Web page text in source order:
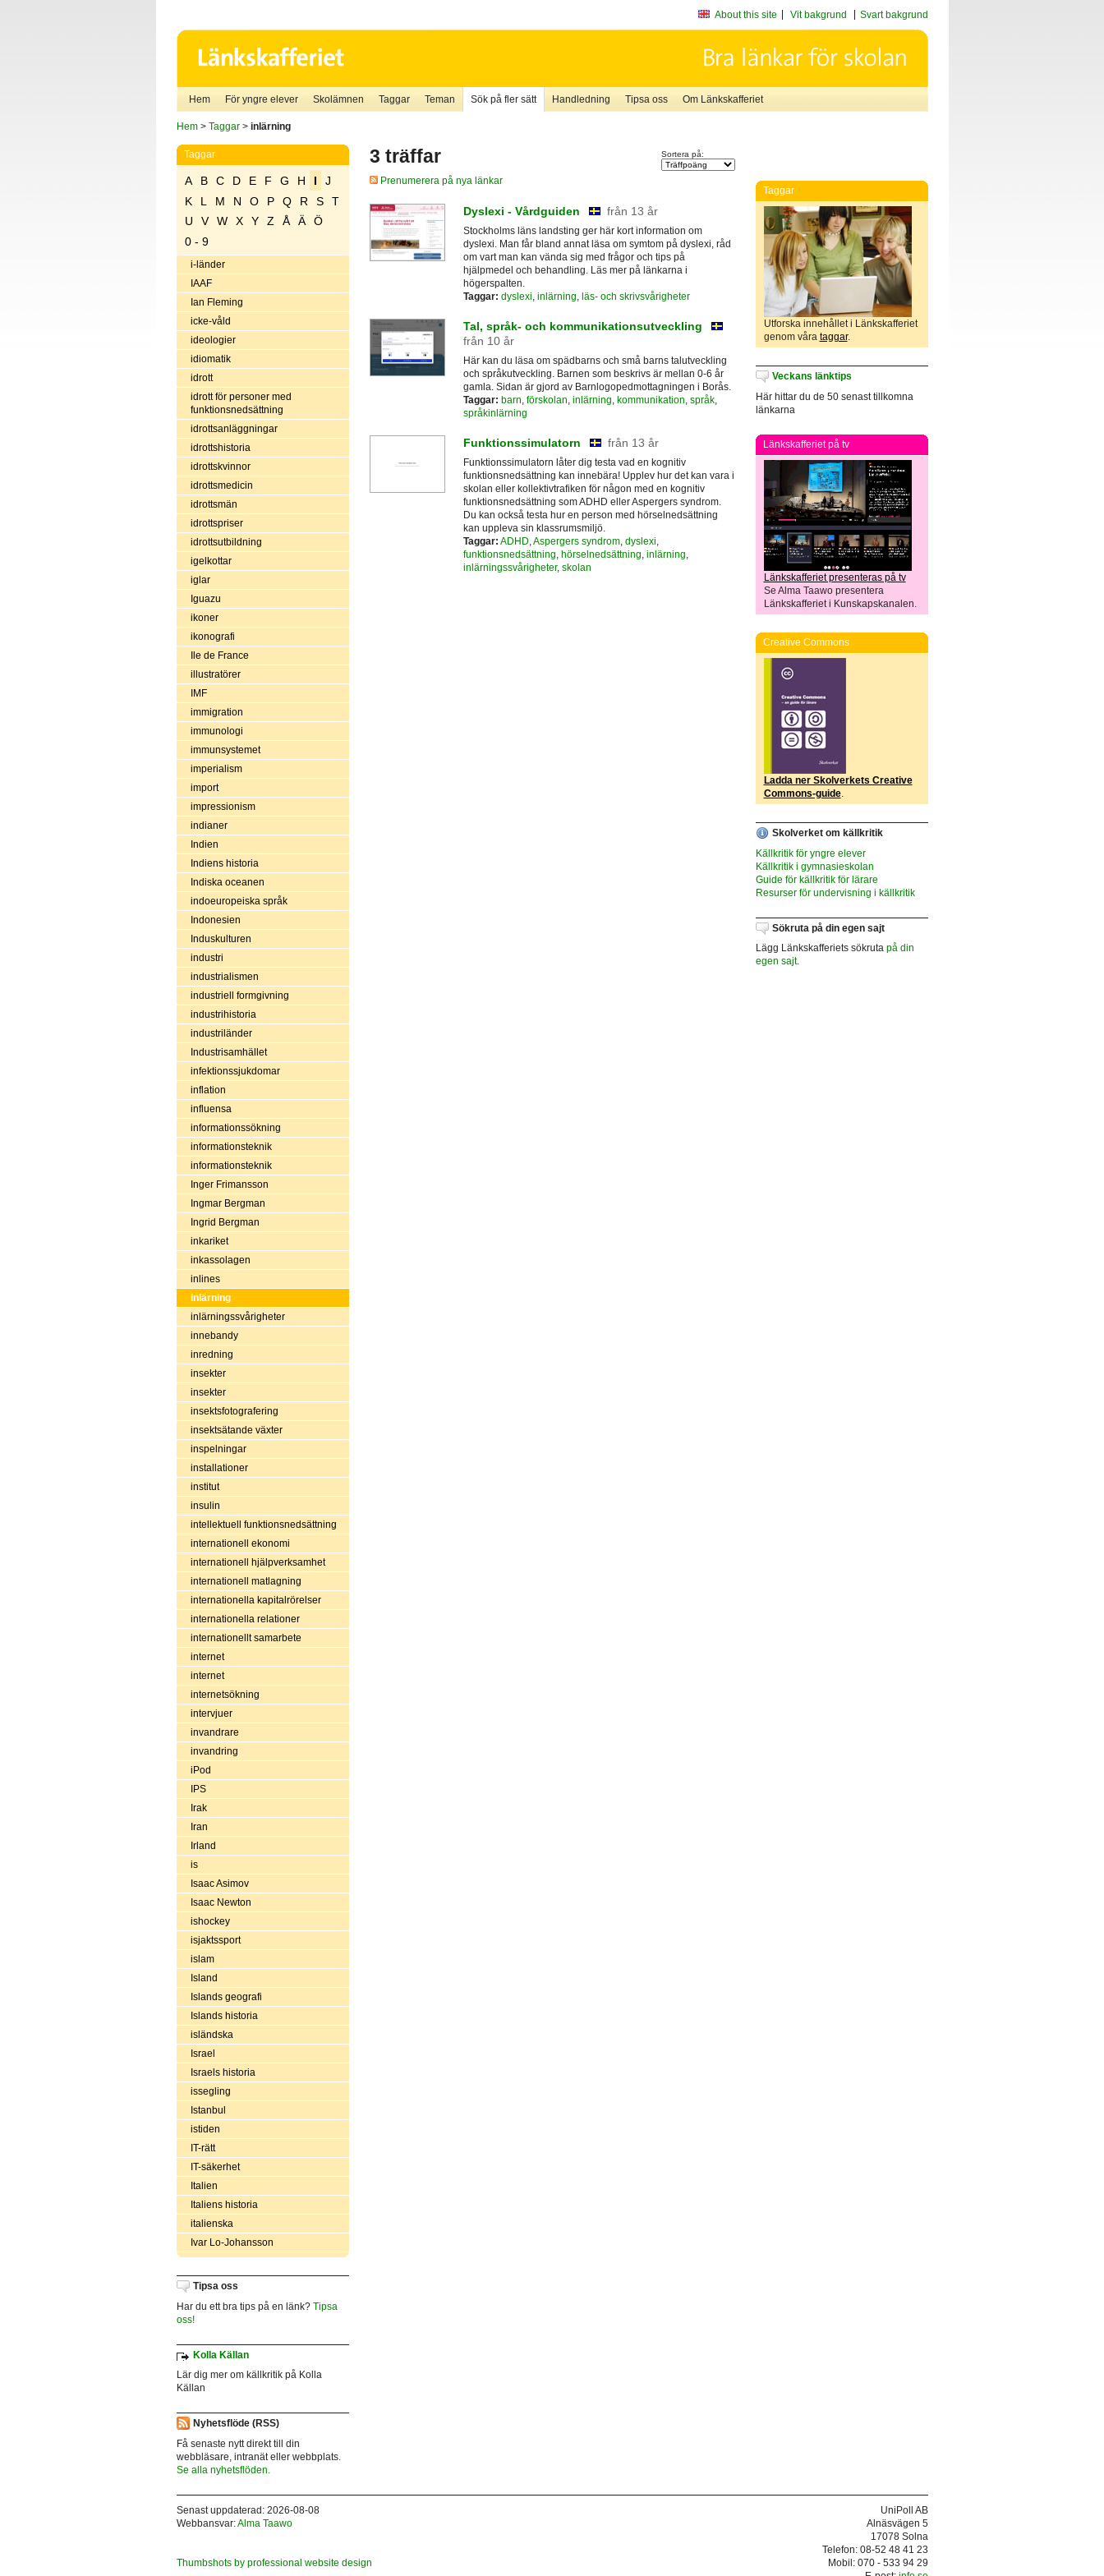
About this site Vit bakgrund Svart bakgrund
Hem För yngre elever Skolämnen Taggar Teman Sök på fler sätt Handledning Tipsa oss Om Länkskafferiet
Hem> Taggar> inlärning
Taggar
A B C D E F G H I
J
K
L M N O P Q R S
T
U
V W X Y Z Å Ä
Ö
0 - 9
i-länder
IAAF
Ian Fleming
icke-våld
ideologier
idiomatik
idrott
idrott för personer med
funktionsnedsättning
idrottsanläggningar
idrottshistoria
idrottskvinnor
idrottsmedicin
idrottsmän
idrottspriser
idrottsutbildning
igelkottar
iglar
Iguazu
ikoner
ikonografi
Ile de France
illustratörer
IMF
immigration
immunologi
immunsystemet
imperialism
import
impressionism
indianer
Indien
Indiens historia
Indiska oceanen
indoeuropeiska språk
Indonesien
Induskulturen
industri
industrialismen
industriell formgivning
industrihistoria
industriländer
Industrisamhället
infektionssjukdomar
inflation
influensa
informationssökning
informationsteknik
informationsteknik
Inger Frimansson
Ingmar Bergman
Ingrid Bergman
inkariket
inkassolagen
inlines
inlärning
inlärningssvårigheter
innebandy
inredning
insekter
insekter
insektsfotografering
insektsätande växter
inspelningar
installationer
institut
insulin
intellektuell funktionsnedsättning
internationell ekonomi
internationell hjälpverksamhet
internationell matlagning
internationella kapitalrörelser
internationella relationer
internationellt samarbete
internet
internet
internetsökning
intervjuer
invandrare
invandring
iPod
IPS
Irak
Iran
Irland
is
Isaac Asimov
Isaac Newton
ishockey
isjaktssport
islam
Island
Islands geografi
Islands historia
isländska
Israel
Israels historia
issegling
Istanbul
istiden
IT-rätt
IT-säkerhet
Italien
Italiens historia
italienska
Ivar Lo-Johansson
Tipsa oss
Har du ett bra tips på en länk? Tipsa
oss!
Kolla Källan
Lär dig mer om källkritik på Kolla
Källan
Nyhetsflöde (RSS)
Få senaste nytt direkt till din
webbläsare, intranät eller webbplats.
Se alla nyhetsflöden.
3 träffar Sortera på:
Prenumerera på nya länkar
Dyslexi - Vårdguiden från 13 år
Stockholms läns landsting ger här kort information om
dyslexi. Man får bland annat läsa om symtom på dyslexi, råd
om vart man kan vända sig med frågor och tips på
hjälpmedel och behandling. Läs mer på länkarna i
högerspalten.
Taggar: dyslexi inlärning läs- och skrivsvårigheter
Tal, språk- och kommunikationsutveckling
från 10 år
Här kan du läsa om spädbarns och små barns talutveckling
och språkutveckling. Barnen som beskrivs är mellan 0-6 år
gamla. Sidan är gjord av Barnlogopedmottagningen i Borås.
Taggar: barn, förskolan, inlärning, kommunikation, språk,
språkinlärning
Funktionssimulatorn från 13 år
Funktionssimulatorn låter dig testa vad en kognitiv
funktionsnedsättning kan innebära! Upplev hur det kan vara i
skolan eller kollektivtrafiken för någon med en kognitiv
funktionsnedsättning som ADHD eller Aspergers syndrom.
Du kan också testa hur en person med hörselnedsättning
kan uppleva sin klassrumsmiljö.
Taggar: ADHD,Aspergers syndrom, dyslexi,
funktionsnedsättning, hörselnedsättning, inlärning,
inlärningssvårigheter, skolan
Taggar
Utforska innehållet i Länkskafferiet
genom våra taggar.
Veckans länktips
Här hittar du de 50 senast tillkomna
länkarna
Länkskafferiet på tv
Länkskafferiet presenteras på tv
Se Alma Taawo presentera
Länkskafferiet i Kunskapskanalen.
Creative Commons
Ladda ner Skolverkets Creative
Commons-guide.
Skolverket om källkritik
Källkritik för yngre elever
Källkritik i gymnasieskolan
Guide för källkritik för lärare
Resurser för undervisning i källkritik
Sökruta på din egen sajt
Lägg Länkskafferiets sökruta på din
egen sajt.
Senast uppdaterad: 2026-08-08
Webbansvar:Alma Taawo
Thumbshots by professional website design
UniPoll AB
Alnäsvägen 5
17078 Solna
Telefon: 08-52 48 41 23
Mobil: 070 - 533 94 29